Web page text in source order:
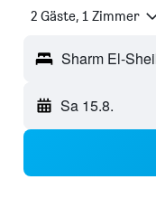
2 Gäste, 1 Zimmer
Sa 15.8.